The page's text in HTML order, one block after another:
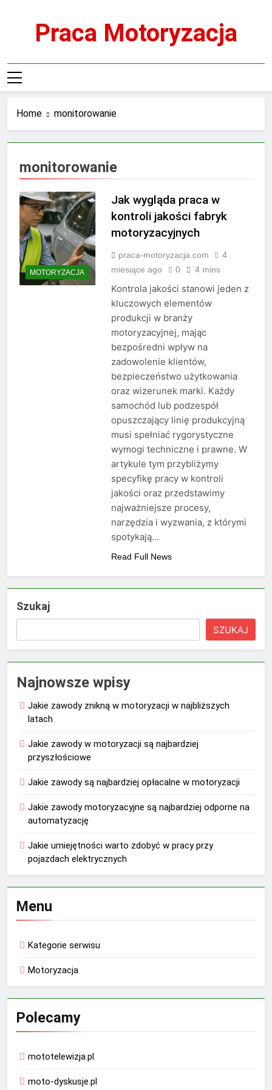
Praca Motoryzacja
Home monitorowanie
monitorowanie
MOTORYZACJA
Jak wygląda praca w
kontroli jakości fabryk
motoryzacyjnych
praca-motoryzacja.com
4
miesiące ago
0 4 mins
Kontrola jakości stanowi jeden z
kluczowych elementów
produkcji w branży
motoryzacyjnej, mając
bezpośredni wpływ na
zadowolenie klientów,
bezpieczeństwo użytkowania
oraz wizerunek marki. Każdy
samochód lub podzespół
opuszczający linię produkcyjną
musi spełniać rygorystyczne
wymogi techniczne i prawne. W
artykule tym przybliżymy
specyfikę pracy w kontroli
jakości oraz przedstawimy
najważniejsze procesy,
narzędzia i wyzwania, z którymi
spotykają…
Read Full News
Szukaj
SZUKAJ
Najnowsze wpisy
Jakie zawody znikną w motoryzacji w najbliższych
latach
Jakie zawody w motoryzacji są najbardziej
przyszłościowe
Jakie zawody są najbardziej opłacalne w motoryzacji
Jakie zawody motoryzacyjne są najbardziej odporne na
automatyzację
Jakie umiejętności warto zdobyć w pracy przy
pojazdach elektrycznych
Menu
Kategorie serwisu
Motoryzacja
Polecamy
mototelewizja.pl
moto-dyskusje.pl